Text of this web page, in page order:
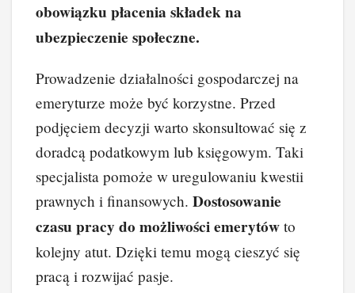
obowiązku płacenia składek na
ubezpieczenie społeczne.
Prowadzenie działalności gospodarczej na
emeryturze może być korzystne. Przed
podjęciem decyzji warto skonsultować się z
doradcą podatkowym lub księgowym. Taki
specjalista pomoże w uregulowaniu kwestii
prawnych i finansowych. Dostosowanie
czasu pracy do możliwości emerytów to
kolejny atut. Dzięki temu mogą cieszyć się
pracą i rozwijać pasje.